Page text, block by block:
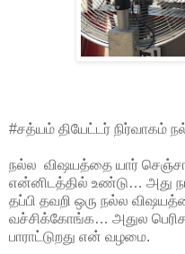
#சத்யம் தியேட்டர் நிர்வாகம்
நல்ல விஷயத்தை யார்
என்னிடத்தில் உண்டு… அது
தப்பி தவறி ஒரு நல்ல
வச்சிக்கோங்க… அதுல
பாராட்டுறது என் வழமை.